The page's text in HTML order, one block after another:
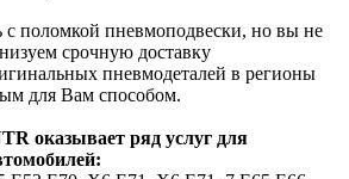
поломкой пневмоподвески, но вы не
срочную доставку
пневмодеталей в регионы
для Вам способом.
оказывает ряд услуг для